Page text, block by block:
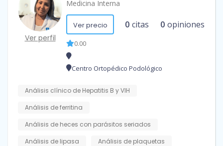
Ver perfil
Medicina Interna
Ver precio 0 citas 0 opiniones
0.00
Centro Ortopédico Podológico
Análisis clínico de Hepatitis B y VIH
Análisis de ferritina
Análisis de heces con parásitos seriados
Análisis de lipasa
Análisis de plaquetas